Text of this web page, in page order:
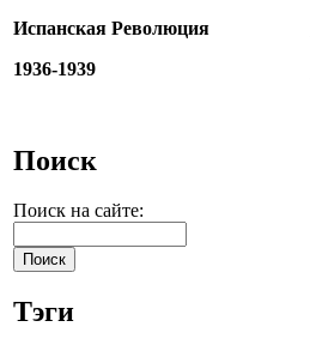
Испанская Революция
1936-1939
Поиск
Поиск на сайте:
Тэги